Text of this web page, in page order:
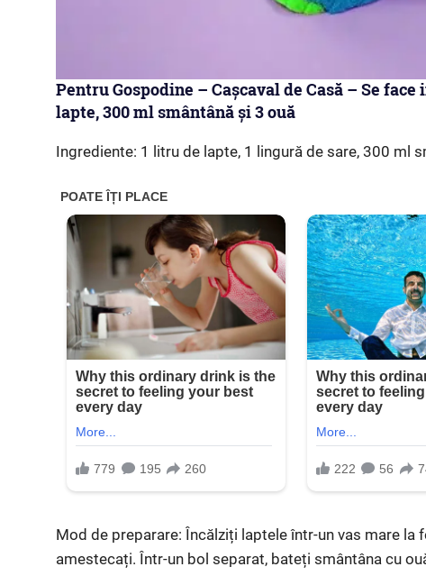
Pentru Gospodine – Cașcaval de Casă – Se
lapte, 300 ml smântână și 3 ouă
Ingrediente: 1 litru de lapte, 1 lingură de sare, 300 ml
Mod de preparare: Încălziți laptele într-un vas mare la
amestecați. Într-un bol separat, bateți smântâna cu